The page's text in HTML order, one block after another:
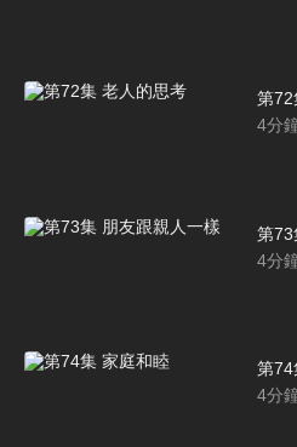
第72
4分
第73
4分
第74
4分